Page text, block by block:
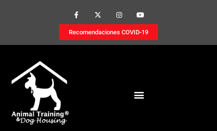
Recomendaciones COVID-19